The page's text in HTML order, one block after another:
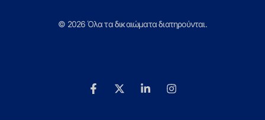
© 2026 Όλα τα δικαιώματα διατηρούνται.